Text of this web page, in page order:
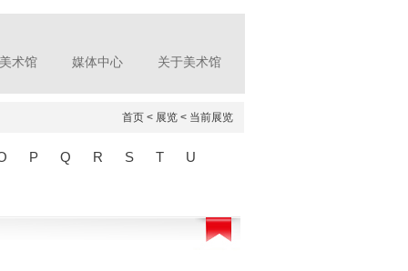
术馆 媒体中心 关于美术馆
首页 < 展览 < 当前展览
P Q R S T U